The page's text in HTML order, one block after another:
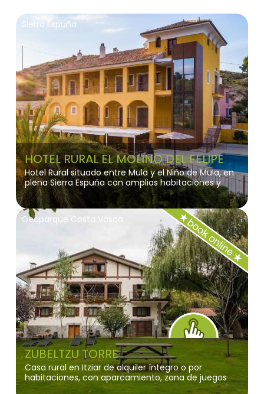
Sierra Espuña
HOTEL RURAL EL MOLINO DEL FELIPE
Hotel Rural situado entre Mula y el Niño de Mula, en
plena Sierra Espuña con amplias habitaciones y
apartamentos, cuenta con parking privado, piscina
exterior y solárium con tumbonas.
Geoparque Costa Vasca
ZUBELTZU TORRE
Casa rural en Itziar de alquiler íntegro o por
habitaciones, con aparcamiento, zona de juegos
para niños, jardín y zonas verdes